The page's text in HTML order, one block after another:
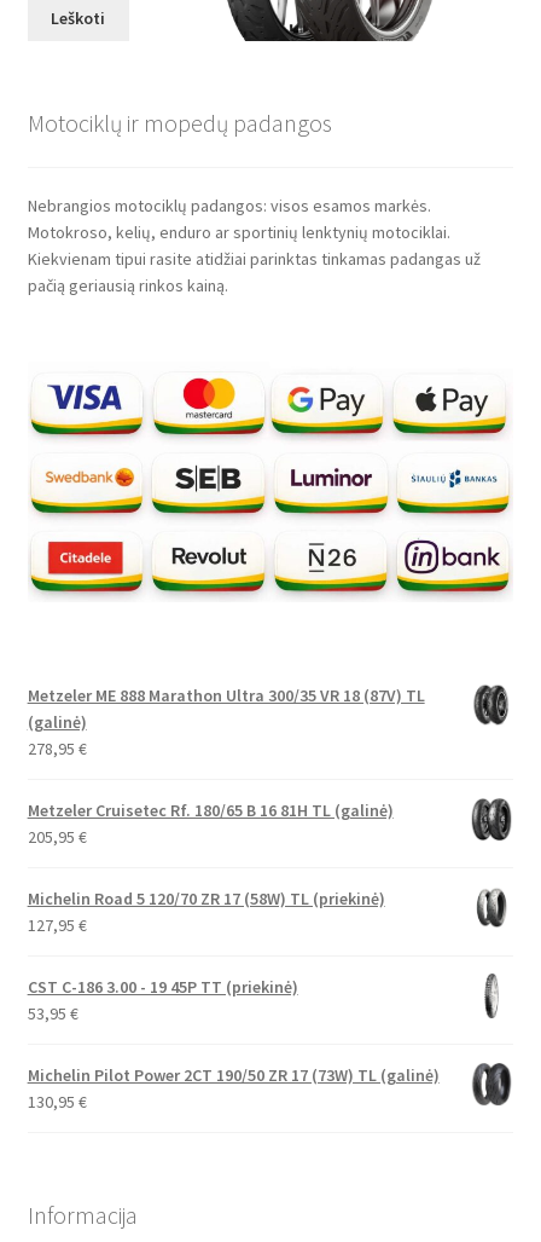
Leškoti
Motociklų ir mopedų padangos
Nebrangios motociklų padangos: visos esamos markės.
Motokroso, kelių, enduro ar sportinių lenktynių motociklai.
Kiekvienam tipui rasite atidžiai parinktas tinkamas padangas už
pačią geriausią rinkos kainą.
Metzeler ME 888 Marathon Ultra 300/35 VR 18 (87V) TL
(galinė)
278,95 €
Metzeler Cruisetec Rf. 180/65 B 16 81H TL (galinė)
205,95 €
Michelin Road 5 120/70 ZR 17 (58W) TL (priekinė)
127,95 €
CST C-186 3.00 - 19 45P TT (priekinė)
53,95 €
Michelin Pilot Power 2CT 190/50 ZR 17 (73W) TL (galinė)
130,95 €
Informacija